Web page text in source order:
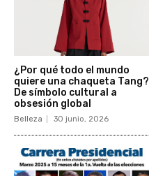
¿Por qué todo el mundo
quiere una chaqueta Tang?
De símbolo cultural a
obsesión global
Belleza 30 junio, 2026